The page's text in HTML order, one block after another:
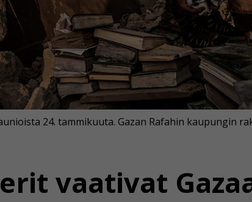
vaativat
24. tammikuuta. Gazan Rafahin kaupungin